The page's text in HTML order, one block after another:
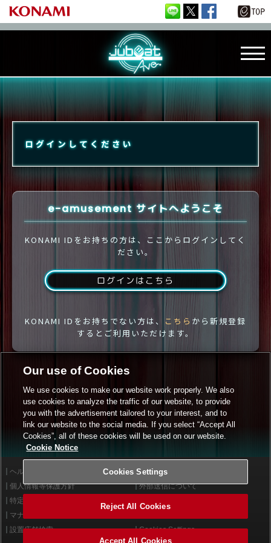
ログインしてください
e-amusement サイトへようこそ
KONAMI IDをお持ちの方は、ここからログインしてく
ださい。
ログインはこちら
KONAMI IDをお持ちでない方は、 こちら から新規登録
するとご利用いただけます。
ヘルプ
利用規約
個人情報等保護方針
外部送信について
特定商取引法に基づく表示
マナー＆ルール
設置店舗検索
Cookies Settings
Our use of Cookies
We use cookies to make our website work properly. We also
use cookies to analyze the traffic of our website, to provide
you with the advertisement tailored to your interest, and to
link our website to the social media. If you select “Accept All
Cookies”, all of these cookies will be used on our website.
Cookie Notice
Cookies Settings
Reject All Cookies
Accept All Cookies